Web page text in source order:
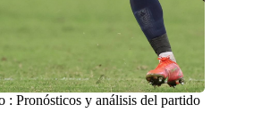
: Pronósticos y análisis del partido